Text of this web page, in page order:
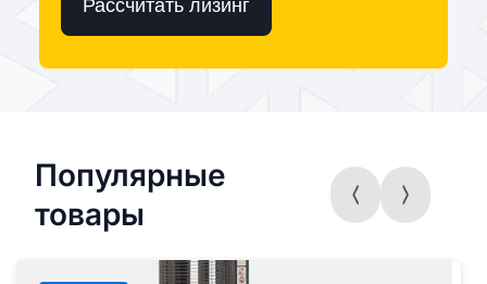
Рассчитать лизинг
Популярные
товары